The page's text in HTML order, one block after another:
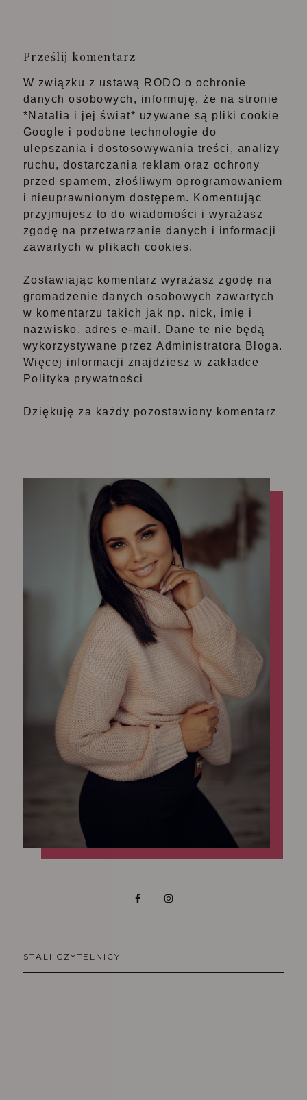
Prześlij komentarz
W związku z ustawą RODO o ochronie
danych osobowych, informuję, że na stronie
*Natalia i jej świat* używane są pliki cookie
Google i podobne technologie do
ulepszania i dostosowywania treści, analizy
ruchu, dostarczania reklam oraz ochrony
przed spamem, złośliwym oprogramowaniem
i nieuprawnionym dostępem. Komentując
przyjmujesz to do wiadomości i wyrażasz
zgodę na przetwarzanie danych i informacji
zawartych w plikach cookies.
Zostawiając komentarz wyrażasz zgodę na
gromadzenie danych osobowych zawartych
w komentarzu takich jak np. nick, imię i
nazwisko, adres e-mail. Dane te nie będą
wykorzystywane przez Administratora Bloga.
Więcej informacji znajdziesz w zakładce
Polityka prywatności
Dziękuję za każdy pozostawiony komentarz
STALI CZYTELNICY